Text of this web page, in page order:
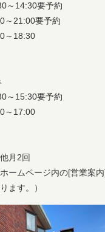
14:30要予約
要予約
18:30
15:30要予約
17:00
月2回
ホームページ内の[営業案
ます。）